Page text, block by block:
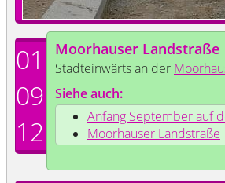
01
09
12
Moorhauser Landstraße
Stadteinwärts an der
Siehe auch:
Anfang September auf
Moorhauser Landstraße